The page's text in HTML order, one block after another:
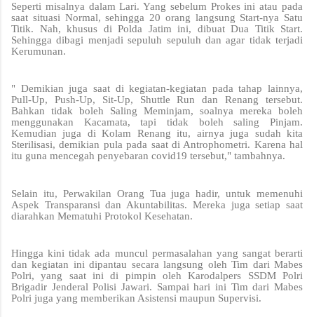
Seperti misalnya dalam Lari. Yang sebelum Prokes ini atau pada
saat situasi Normal, sehingga 20 orang langsung Start-nya Satu
Titik. Nah, khusus di Polda Jatim ini, dibuat Dua Titik Start.
Sehingga dibagi menjadi sepuluh sepuluh dan agar tidak terjadi
Kerumunan.
" Demikian juga saat di kegiatan-kegiatan pada tahap lainnya,
Pull-Up, Push-Up, Sit-Up, Shuttle Run dan Renang tersebut.
Bahkan tidak boleh Saling Meminjam, soalnya mereka boleh
menggunakan Kacamata, tapi tidak boleh saling Pinjam.
Kemudian juga di Kolam Renang itu, airnya juga sudah kita
Sterilisasi, demikian pula pada saat di Antrophometri. Karena hal
itu guna mencegah penyebaran covid19 tersebut," tambahnya.
Selain itu, Perwakilan Orang Tua juga hadir, untuk memenuhi
Aspek Transparansi dan Akuntabilitas. Mereka juga setiap saat
diarahkan Mematuhi Protokol Kesehatan.
Hingga kini tidak ada muncul permasalahan yang sangat berarti
dan kegiatan ini dipantau secara langsung oleh Tim dari Mabes
Polri, yang saat ini di pimpin oleh Karodalpers SSDM Polri
Brigadir Jenderal Polisi Jawari. Sampai hari ini Tim dari Mabes
Polri juga yang memberikan Asistensi maupun Supervisi.